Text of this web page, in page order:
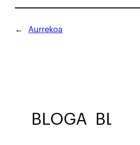
← Aurrekoa
BLOGA BLOGA